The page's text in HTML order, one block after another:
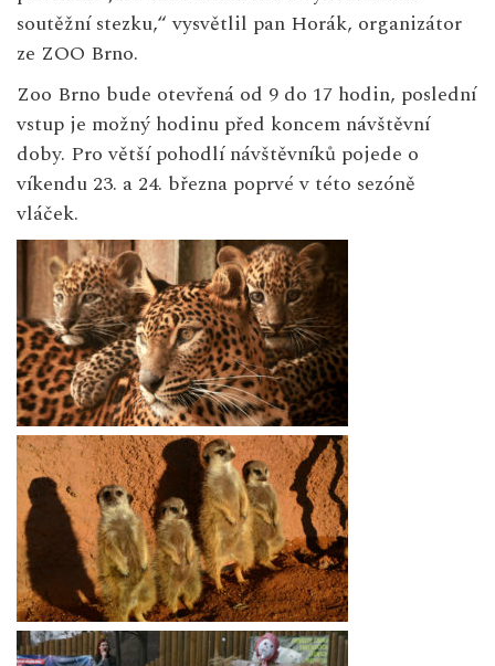
soutěžní stezku,“ vysvětlil pan Horák, organizátor
ze ZOO Brno.
Zoo Brno bude otevřená od 9 do 17 hodin, poslední
vstup je možný hodinu před koncem návštěvní
doby. Pro větší pohodlí návštěvníků pojede o
víkendu 23. a 24. března poprvé v této sezóně
vláček.